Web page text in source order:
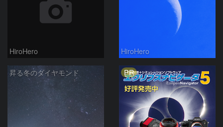
HiroHero HiroHero
昇る冬のダイヤモンド PR